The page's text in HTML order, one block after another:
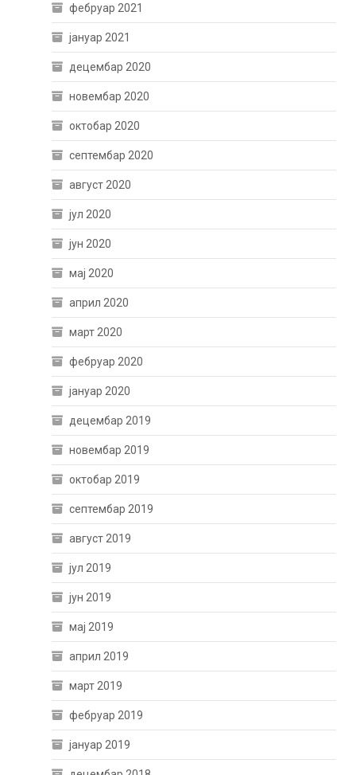
фебруар 2021
јануар 2021
децембар 2020
новембар 2020
октобар 2020
септембар 2020
август 2020
јул 2020
јун 2020
мај 2020
април 2020
март 2020
фебруар 2020
јануар 2020
децембар 2019
новембар 2019
октобар 2019
септембар 2019
август 2019
јул 2019
јун 2019
мај 2019
април 2019
март 2019
фебруар 2019
јануар 2019